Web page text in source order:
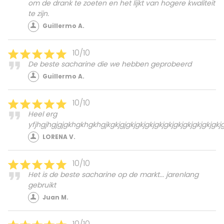
om de drank te zoeten en het lijkt van hogere kwaliteit
te zijn.
Guillermo A.
10/10
De beste sacharine die we hebben geprobeerd
Guillermo A.
10/10
Heel erg
LORENA V.
10/10
Het is de beste sacharine op de markt... jarenlang
gebruikt
Juan M.